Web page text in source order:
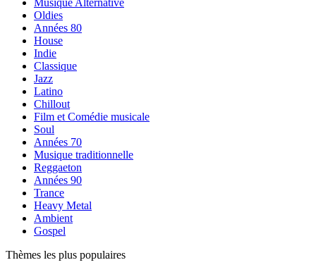
Musique Alternative
Oldies
Années 80
House
Indie
Classique
Jazz
Latino
Chillout
Film et Comédie musicale
Soul
Années 70
Musique traditionnelle
Reggaeton
Années 90
Trance
Heavy Metal
Ambient
Gospel
Thèmes les plus populaires